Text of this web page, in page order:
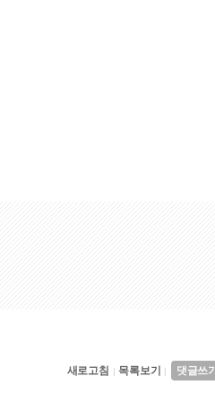
새로고침 | 목록보기 | 댓글쓰기